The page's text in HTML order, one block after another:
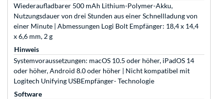
Wiederaufladbarer 500 mAh Lithium-Polymer-Akku,
Nutzungsdauer von drei Stunden aus einer Schnellladung von
einer Minute | Abmessungen Logi Bolt Empfänger: 18,4 x 14,4
x 6,6 mm, 2 g
Hinweis
Systemvoraussetzungen: macOS 10.5 oder höher, iPadOS 14
oder höher, Android 8.0 oder höher | Nicht kompatibel mit
Logitech Unifying USBEmpfänger- Technologie
Software